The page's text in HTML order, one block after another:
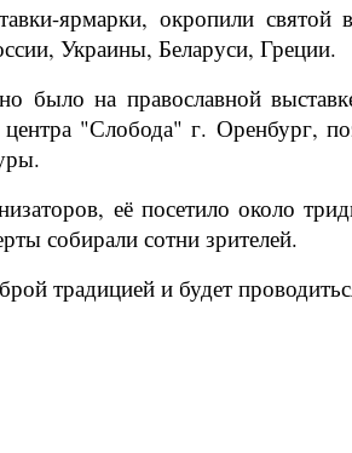
ярмарки, окропили
Украины, Беларуси, Греции.
было на православной
центра "Слобода" г.
её посетило около
собирали сотни зрителей.
традицией и будет